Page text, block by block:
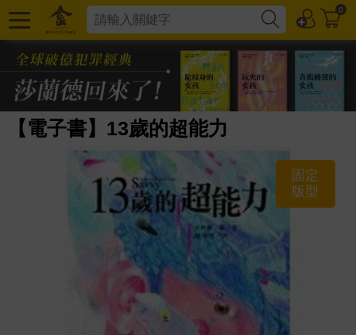
0
【電子書】13歲的超能力
固定
版型